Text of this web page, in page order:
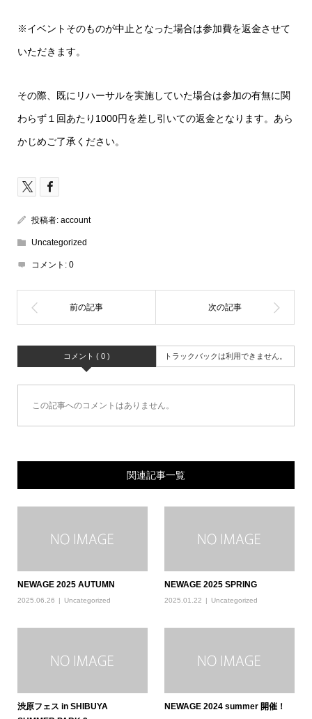
※イベントそのものが中止となった場合は参加費を返金させて
いただきます。
その際、既にリハーサルを実施していた場合は参加の有無に関
わらず１回あたり1000円を差し引いての返金となります。あら
かじめご了承ください。
投稿者: account
Uncategorized
コメント: 0
コメント ( 0 ) トラックバックは利用できません。
この記事へのコメントはありません。
関連記事一覧
NEWAGE 2025 AUTUMN
2025.06.26 Uncategorized
NEWAGE 2025 SPRING
2025.01.22 Uncategorized
渋原フェス in SHIBUYA
NEWAGE 2024 summer 開催！